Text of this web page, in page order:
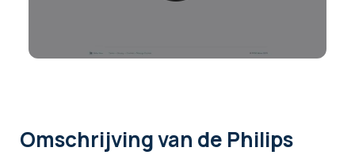
Omschrijvingvan de Philips